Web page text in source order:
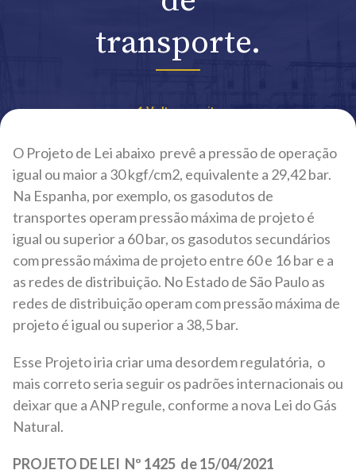
transporte.
Voltar ao site
O Projeto de Lei abaixo prevê a pressão de operação
igual ou maior a 30 kgf/cm2, equivalente a 29,42 bar.
Na Espanha, por exemplo, os gasodutos de
transportes operam pressão máxima de projeto é
igual ou superior a 60 bar, os gasodutos secundários
com pressão máxima de projeto entre 60 e 16 bar e a
as redes de distribuição. No Estado de São Paulo as
redes de distribuição operam com pressão máxima de
projeto é igual ou superior a 38,5 bar.
Esse Projeto iria criar uma desordem regulatória, o
mais correto seria seguir os padrões internacionais ou
deixar que a ANP regule, conforme a nova Lei do Gás
Natural.
PROJETO DE LEI Nº 1425 de 15/04/2021